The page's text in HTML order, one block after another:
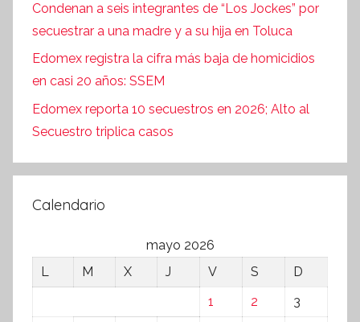
Condenan a seis integrantes de “Los Jockes” por
secuestrar a una madre y a su hija en Toluca
Edomex registra la cifra más baja de homicidios
en casi 20 años: SSEM
Edomex reporta 10 secuestros en 2026; Alto al
Secuestro triplica casos
Calendario
mayo 2026
L
M X J V S
D
1
2
3